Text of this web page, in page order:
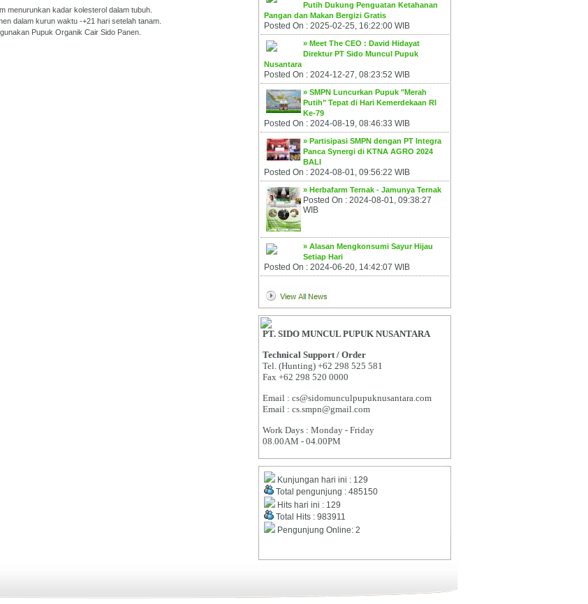
menurunkan kadar kolesterol dalam tubuh.
dalam kurun waktu -+21 hari setelah tanam.
Pupuk Organik Cair Sido Panen.
Putih Dukung Penguatan Ketahanan
Pangan dan Makan Bergizi Gratis
Posted On : 2025-02-25, 16:22:00 WIB
» Meet The CEO : David Hidayat
Direktur PT Sido Muncul Pupuk
Nusantara
Posted On : 2024-12-27, 08:23:52 WIB
» SMPN Luncurkan Pupuk "Merah
Putih" Tepat di Hari Kemerdekaan RI
Ke-79
Posted On : 2024-08-19, 08:46:33 WIB
» Partisipasi SMPN dengan PT Integra
Panca Synergi di KTNA AGRO 2024
BALI
Posted On : 2024-08-01, 09:56:22 WIB
» Herbafarm Ternak - Jamunya Ternak
Posted On : 2024-08-01, 09:38:27
WIB
» Alasan Mengkonsumi Sayur Hijau
Setiap Hari
Posted On : 2024-06-20, 14:42:07 WIB
PT. SIDO MUNCUL PUPUK NUSANTARA
Technical Support / Order
Tel. (Hunting) +62 298 525 581
Fax +62 298 520 0000
Email : cs@sidomunculpupuknusantara.com
Email : cs.smpn@gmail.com
Work Days : Monday - Friday
08.00AM - 04.00PM
Kunjungan hari ini : 129
Total pengunjung : 485150
Hits hari ini : 129
Total Hits : 983911
Pengunjung Online: 2